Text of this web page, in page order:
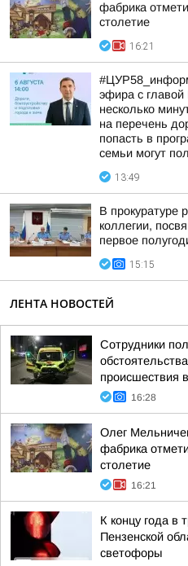
фабрика
столетие
16:21
эфира с главой
несколько
на перечень
попасть в
семьи могут
13:49
В прокуратуре
коллегии,
первое
15:15
ЛЕНТА НОВОСТЕЙ
Сотрудники
происшествия
16:28
Олег
фабрика
столетие
16:21
К концу года в
Пензенской
светофоры